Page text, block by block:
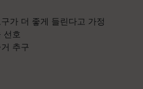
가 더 좋게 들린다고 가정
선호
추구